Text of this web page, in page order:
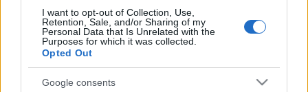
I want to opt-out of Collection, Use,
Retention, Sale, and/or Sharing of my
Personal Data that Is Unrelated with the
Purposes for which it was collected.
Opted Out
Google consents
menedzsel, producerként is dolgozik és kurzust is vezet a
Gitármánia táborban. A győztes dalt, aJazz utca 10. című
számotBársony Bálint, Bolyki Balázs
Attilasegítségével vette fel. A győztes a Jazzy Rádiótól
100 szpotmegjelenést, a győztes dal kiemelt ismétlésű